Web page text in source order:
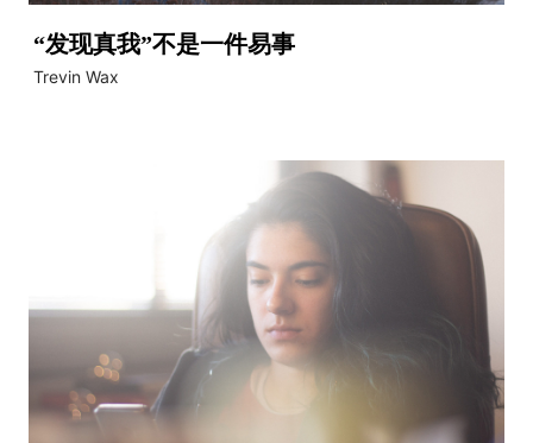
“发现真我”不是一件易事
Trevin Wax